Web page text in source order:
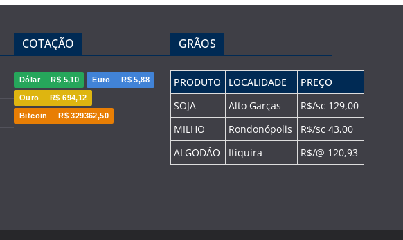
COTAÇÃO
Dólar R$ 5,10 Euro R$ 5,88
Ouro R$ 694,12
Bitcoin R$ 329362,50
GRÃOS
PRODUTO LOCALIDADE
PREÇO
SOJA
Alto Garças
R$/sc 129,00
MILHO
Rondonópolis
R$/sc 43,00
ALGODÃO
Itiquira R$/@ 120,93